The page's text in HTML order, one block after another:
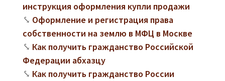
инструкция оформления купли продажи
Оформление и регистрация права
собственности на землю в МФЦ в Москве
Как получить гражданство Российской
Федерации абхазцу
Как получить гражданство России